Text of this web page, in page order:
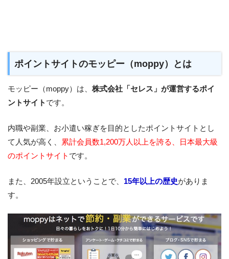
ポイントサイトのモッピー（moppy）とは
モッピー（moppy）は、 株式会社「セレス」が運営するポイ
ントサイト です。
内職や副業、お小遣い稼ぎを目的としたポイントサイトとし
て人気が高く、
累計会員数1,200万人以上を誇る、日本最大級
のポイントサイト です。
また、2005年設立ということで、 15年以上の歴史がありま
す。